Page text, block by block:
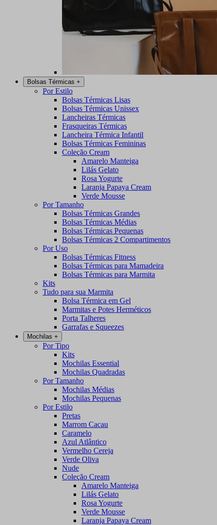
Bolsas Térmicas +
Por Estilo
Bolsas Térmicas Lisas
Bolsas Térmicas Unissex
Lancheiras Térmicas
Frasqueiras Térmicas
Lancheira Térmica Infantil
Bolsas Térmicas Femininas
Coleção Cream
Amarelo Manteiga
Lilás Gelato
Rosa Yogurte
Laranja Papaya Cream
Verde Mousse
Por Tamanho
Bolsas Térmicas Grandes
Bolsas Térmicas Médias
Bolsas Térmicas Pequenas
Bolsas Térmicas 2 Compartimentos
Por Uso
Bolsas Térmicas Fitness
Bolsas Térmicas para Mamadeira
Bolsas Térmicas para Marmita
Kits
Tudo para sua Marmita
Bolsa Térmica em Gel
Marmitas e Potes Herméticos
Porta Talheres
Garrafas e Squeezes
Mochilas +
Por Tipo
Kits
Mochilas Essential
Mochilas Quadradas
Por Tamanho
Mochilas Médias
Mochilas Pequenas
Por Estilo
Pretas
Marrom Cacau
Caramelo
Azul Atlântico
Vermelho Cereja
Verde Oliva
Nude
Coleção Cream
Amarelo Manteiga
Lilás Gelato
Rosa Yogurte
Verde Mousse
Laranja Papaya Cream